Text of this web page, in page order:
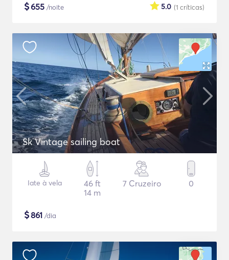
$655 /noite (1 críticas)
5.0
Sk Vintage sailing boat
Iate à vela
46 ft
14 m
7 Cruzeiro 0
$861 /dia